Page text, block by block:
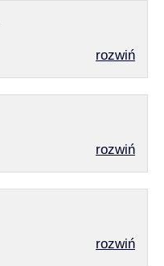
rozwiń
rozwiń
rozwiń